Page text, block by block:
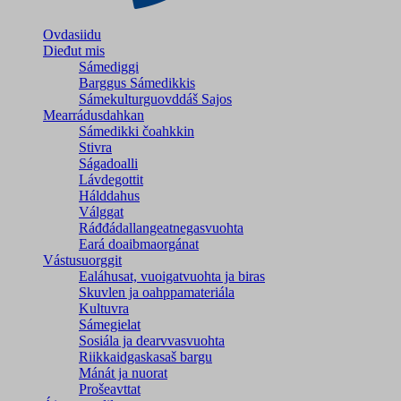
Ovdasiidu
Dieđut mis
Sámediggi
Barggus Sámedikkis
Sámekulturguovddáš Sajos
Mearrádusdahkan
Sámedikki čoahkkin
Stivra
Ságadoalli
Lávdegottit
Hálddahus
Válggat
Ráđđádallangeatnegas­vuohta
Eará doaibmaorgánat
Vástusuorggit
Ealáhusat, vuoigatvuohta ja biras
Skuvlen ja oahppamateriála
Kultuvra
Sámegielat
Sosiála ja dearvvasvuohta
Riikkaidgaskasaš bargu
Mánát ja nuorat
Prošeavttat